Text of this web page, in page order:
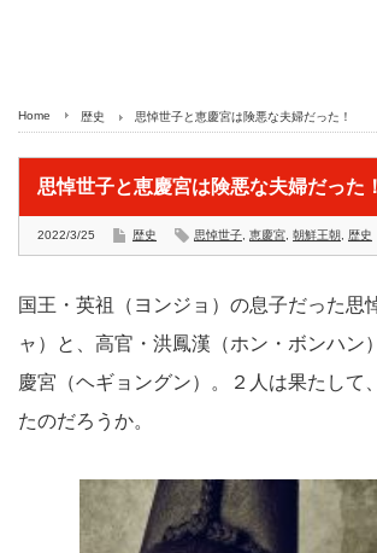
Home 歴史 思悼世子と恵慶宮は険悪な夫婦だった！
思悼世子と恵慶宮は険悪な夫婦だった！
2022/3/25 歴史 思悼世子 恵慶宮 朝鮮王朝 歴史
国王・英祖（ヨンジョ）の息子だった思
ャ）と、高官・洪鳳漢（ホン・ボンハン
慶宮（ヘギョングン）。２人は果たして
たのだろうか。